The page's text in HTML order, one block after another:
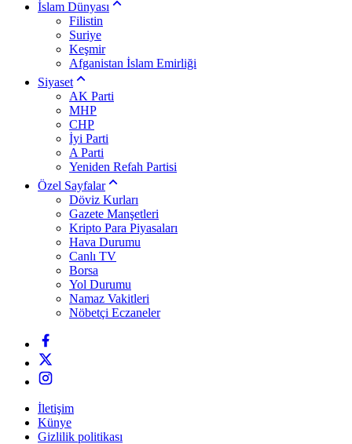
İslam Dünyası
Filistin
Suriye
Keşmir
Afganistan İslam Emirliği
Siyaset
AK Parti
MHP
CHP
İyi Parti
A Parti
Yeniden Refah Partisi
Özel Sayfalar
Döviz Kurları
Gazete Manşetleri
Kripto Para Piyasaları
Hava Durumu
Canlı TV
Borsa
Yol Durumu
Namaz Vakitleri
Nöbetçi Eczaneler
İletişim
Künye
Gizlilik politikası